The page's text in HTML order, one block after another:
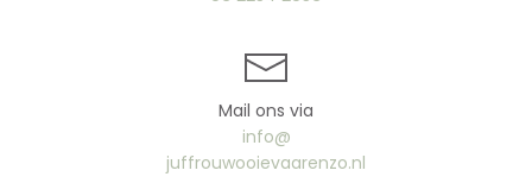
Mail ons via
info@
juffrouwooievaarenzo.nl